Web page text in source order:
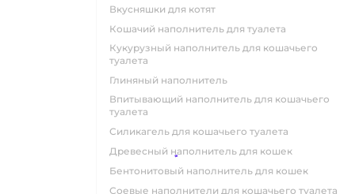
вкусняшки для котят
кошачий наполнитель для туалета
кукурузный наполнитель для кошачьего
туалета
глиняный наполнитель
впитывающий наполнитель для кошачьего
туалета
силикагель для кошачьего туалета
древесный наполнитель для кошек
бентонитовый наполнитель для кошек
соевые наполнители для кошачьего туалета